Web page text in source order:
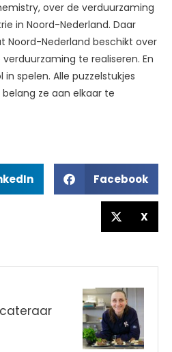
over de verduurzaming
in Noord-Nederland. Daar
Noord-Nederland beschikt over
te realiseren. En
in spelen. Alle puzzelstukjes
ze aan elkaar te
Facebook
X